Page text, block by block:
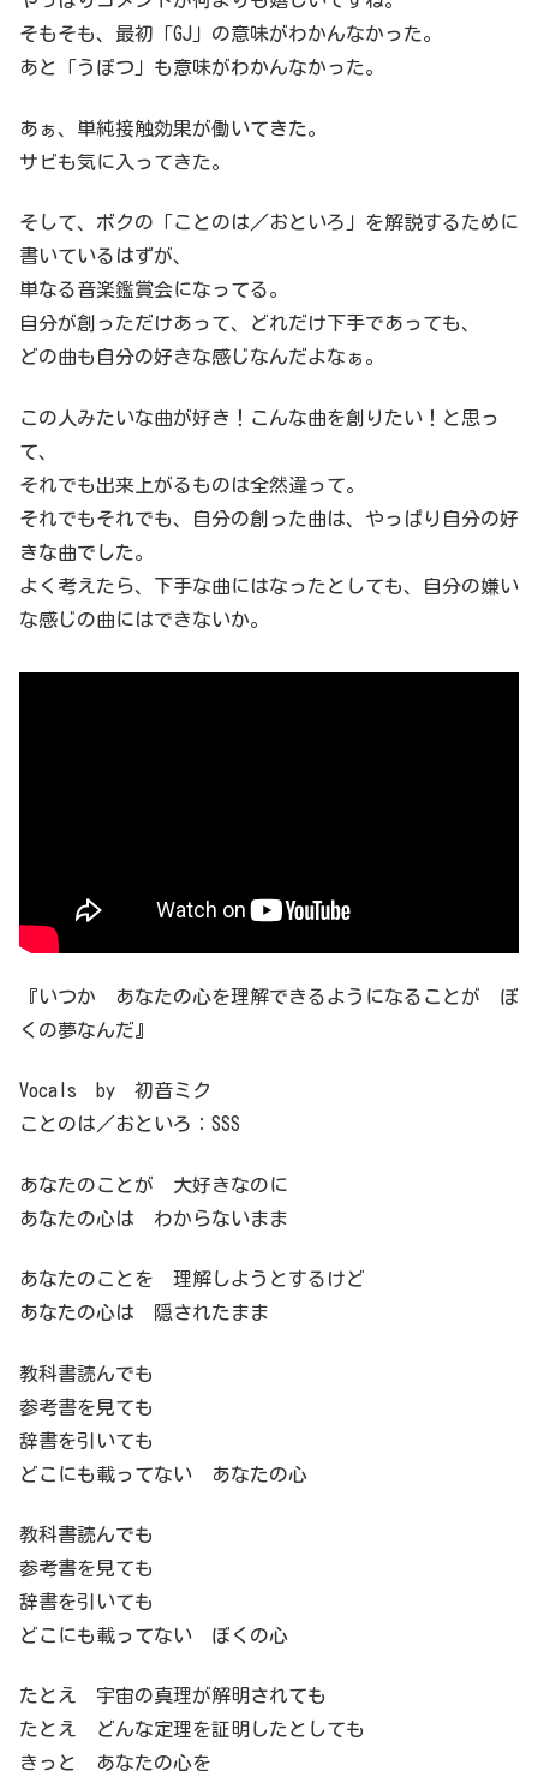
そもそも、最初「GJ」の意味がわかんなかった。
あと「うぽつ」も意味がわかんなかった。
あぁ、単純接触効果が働いてきた。
サビも気に入ってきた。
そして、ボクの「ことのは／おといろ」を解説するために
書いているはずが、
単なる音楽鑑賞会になってる。
自分が創っただけあって、どれだけ下手であっても、
どの曲も自分の好きな感じなんだよなぁ。
この人みたいな曲が好き！こんな曲を創りたい！と思っ
て、
それでも出来上がるものは全然違って。
それでもそれでも、自分の創った曲は、やっぱり自分の好
きな曲でした。
よく考えたら、下手な曲にはなったとしても、自分の嫌い
な感じの曲にはできないか。
『いつか あなたの心を理解できるようになることが ぼ
くの夢なんだ』
Vocals by 初音ミク
ことのは／おといろ：SSS
あなたのことが 大好きなのに
あなたの心は わからないまま
あなたのことを 理解しようとするけど
あなたの心は 隠されたまま
教科書読んでも
参考書を見ても
辞書を引いても
どこにも載ってない あなたの心
教科書読んでも
参考書を見ても
辞書を引いても
どこにも載ってない ぼくの心
たとえ 宇宙の真理が解明されても
たとえ どんな定理を証明したとしても
きっと あなたの心を